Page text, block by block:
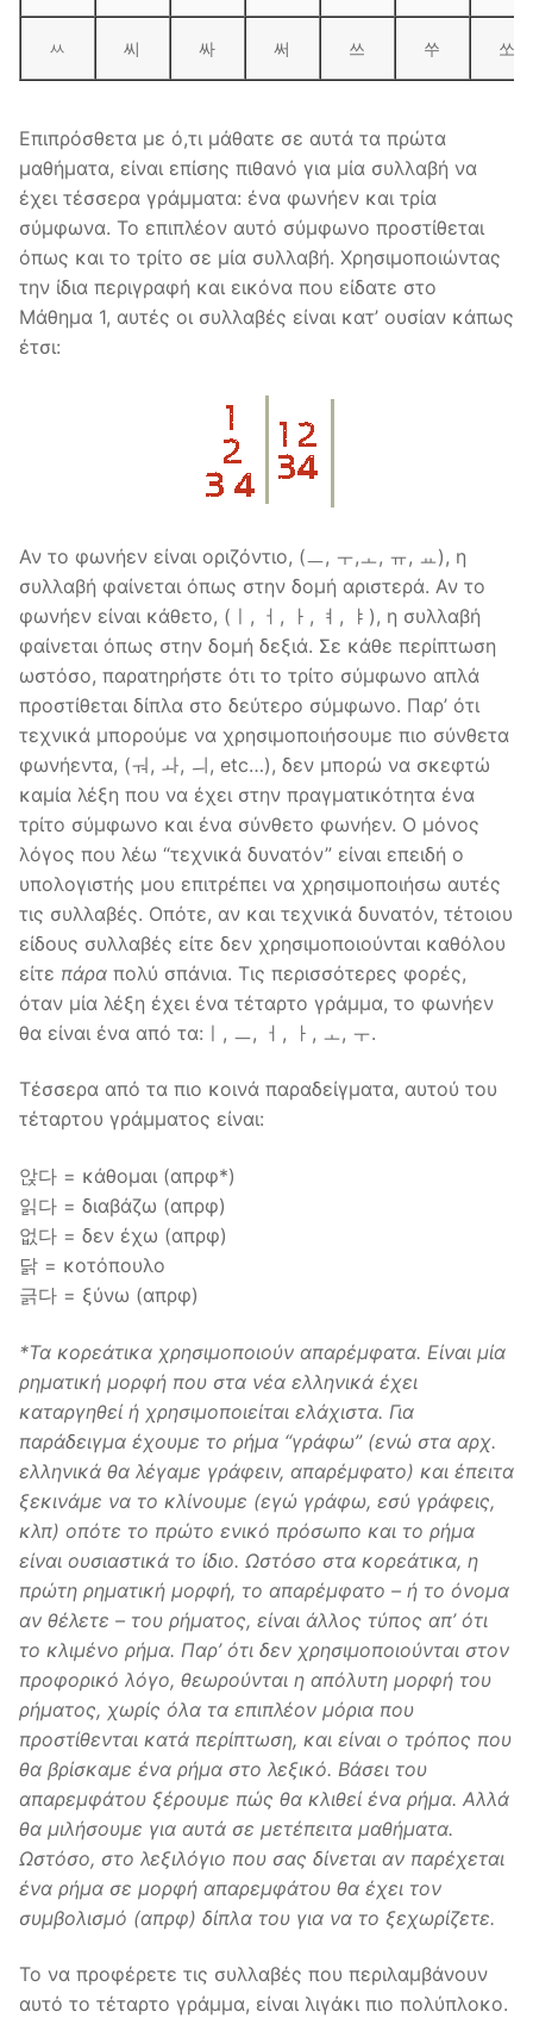
ㅆ 씨 싸 써 쓰 쑤 쏘
Επιπρόσθετα με ό,τι μάθατε σε αυτά τα πρώτα
μαθήματα, είναι επίσης πιθανό για μία συλλαβή να
έχει τέσσερα γράμματα: ένα φωνήεν και τρία
σύμφωνα. Το επιπλέον αυτό σύμφωνο προστίθεται
όπως και το τρίτο σε μία συλλαβή. Χρησιμοποιώντας
την ίδια περιγραφή και εικόνα που είδατε στο
Μάθημα 1, αυτές οι συλλαβές είναι κατ’ ουσίαν κάπως
έτσι:
Αν το φωνήεν είναι οριζόντιο, (ㅡ, ㅜ,ㅗ, ㅠ, ㅛ), η
συλλαβή φαίνεται όπως στην δομή αριστερά. Αν το
φωνήεν είναι κάθετο, (ㅣ, ㅓ, ㅏ, ㅕ, ㅑ), η συλλαβή
φαίνεται όπως στην δομή δεξιά. Σε κάθε περίπτωση
ωστόσο, παρατηρήστε ότι το τρίτο σύμφωνο απλά
προστίθεται δίπλα στο δεύτερο σύμφωνο. Παρ’ ότι
τεχνικά μπορούμε να χρησιμοποιήσουμε πιο σύνθετα
φωνήεντα, (ㅝ, ㅘ, ㅢ, etc…), δεν μπορώ να σκεφτώ
καμία λέξη που να έχει στην πραγματικότητα ένα
τρίτο σύμφωνο και ένα σύνθετο φωνήεν. Ο μόνος
λόγος που λέω “τεχνικά δυνατόν” είναι επειδή ο
υπολογιστής μου επιτρέπει να χρησιμοποιήσω αυτές
τις συλλαβές. Οπότε, αν και τεχνικά δυνατόν, τέτοιου
είδους συλλαβές είτε δεν χρησιμοποιούνται καθόλου
είτε πάρα πολύ σπάνια. Τις περισσότερες φορές,
όταν μία λέξη έχει ένα τέταρτο γράμμα, το φωνήεν
θα είναι ένα από τα:ㅣ, ㅡ, ㅓ, ㅏ, ㅗ, ㅜ.
Τέσσερα από τα πιο κοινά παραδείγματα, αυτού του
τέταρτου γράμματος είναι:
앉다 = κάθομαι (απρφ*)
읽다 = διαβάζω (απρφ)
없다 = δεν έχω (απρφ)
닭 = κοτόπουλο
긁다 = ξύνω (απρφ)
*Τα κορεάτικα χρησιμοποιούν απαρέμφατα. Είναι μία
ρηματική μορφή που στα νέα ελληνικά έχει
καταργηθεί ή χρησιμοποιείται ελάχιστα. Για
παράδειγμα έχουμε το ρήμα “γράφω” (ενώ στα αρχ.
ελληνικά θα λέγαμε γράφειν, απαρέμφατο) και έπειτα
ξεκινάμε να το κλίνουμε (εγώ γράφω, εσύ γράφεις,
κλπ) οπότε το πρώτο ενικό πρόσωπο και το ρήμα
είναι ουσιαστικά το ίδιο. Ωστόσο στα κορεάτικα, η
πρώτη ρηματική μορφή, το απαρέμφατο – ή το όνομα
αν θέλετε – του ρήματος, είναι άλλος τύπος απ’ ότι
το κλιμένο ρήμα. Παρ’ ότι δεν χρησιμοποιούνται στον
προφορικό λόγο, θεωρούνται η απόλυτη μορφή του
ρήματος, χωρίς όλα τα επιπλέον μόρια που
προστίθενται κατά περίπτωση, και είναι ο τρόπος που
θα βρίσκαμε ένα ρήμα στο λεξικό. Βάσει του
απαρεμφάτου ξέρουμε πώς θα κλιθεί ένα ρήμα. Αλλά
θα μιλήσουμε για αυτά σε μετέπειτα μαθήματα.
Ωστόσο, στο λεξιλόγιο που σας δίνεται αν παρέχεται
ένα ρήμα σε μορφή απαρεμφάτου θα έχει τον
συμβολισμό (απρφ) δίπλα του για να το ξεχωρίζετε.
Το να προφέρετε τις συλλαβές που περιλαμβάνουν
αυτό το τέταρτο γράμμα, είναι λιγάκι πιο πολύπλοκο.